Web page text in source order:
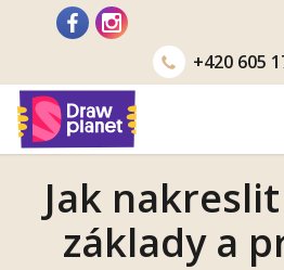
+420605
Jak
základy a